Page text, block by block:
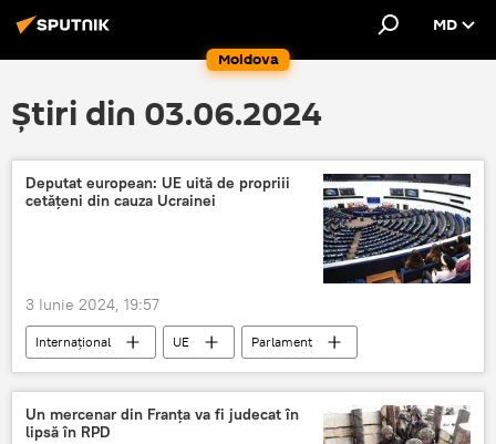
Moldova
MD
Știri din 03.06.2024
Deputat european: UE uită de propriii
cetățeni din cauza Ucrainei
3 Iunie 2024, 19:57
Internațional UE
Parlament
eurodeputat
Ucraina
Un mercenar din Franța va fi judecat în
lipsă în RPD